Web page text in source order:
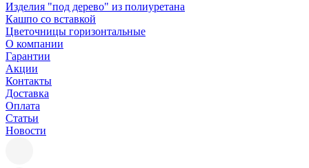
Изделия "под дерево" из полиуретана
Кашпо со вставкой
Цветочницы горизонтальные
О компании
Гарантии
Акции
Контакты
Доставка
Оплата
Статьи
Новости